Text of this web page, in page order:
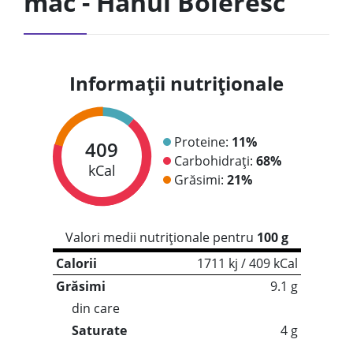
Informații nutriționale
409
kCal
Proteine: 11%
Carbohidrați: 68%
Grăsimi: 21%
Valori medii nutriționale pentru 100 g
Calorii
1711 kj / 409 kCal
Grăsimi
9.1 g
din care
Saturate
4 g